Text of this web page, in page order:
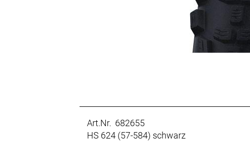
Art.Nr. 682655
HS 624 (57-584) schwarz